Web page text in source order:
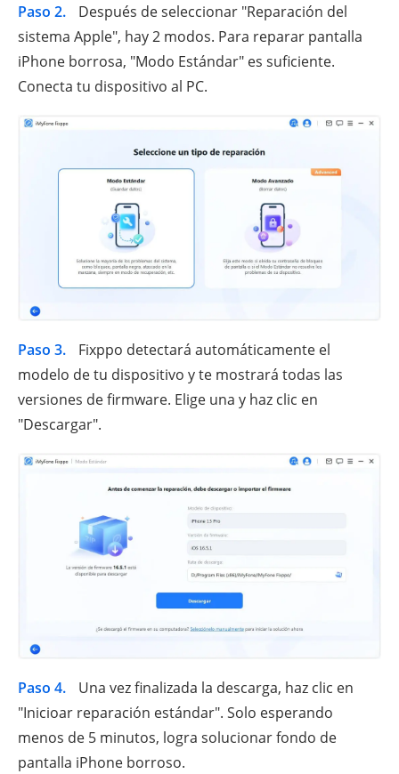
Paso 2.
Después de seleccionar "Reparación del
sistema Apple", hay 2 modos. Para reparar pantalla
iPhone borrosa, "Modo Estándar" es suficiente.
Conecta tu dispositivo al PC.
Paso 3.
Fixppo detectará automáticamente el
modelo de tu dispositivo y te mostrará todas las
versiones de firmware. Elige una y haz clic en
"Descargar".
Paso 4.
Una vez finalizada la descarga, haz clic en
"Inicioar reparación estándar". Solo esperando
menos de 5 minutos, logra solucionar fondo de
pantalla iPhone borroso.